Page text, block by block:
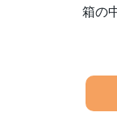
箱の